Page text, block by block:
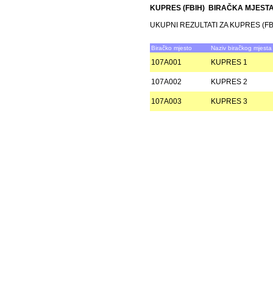
KUPRES (FBIH) BIRAČKA
UKUPNI REZULTATI ZA KUPRES
Biračko mjesto Naziv biračkog mjesta
107A001 KUPRES 1
107A002 KUPRES 2
107A003 KUPRES 3